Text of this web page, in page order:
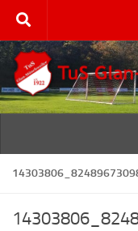
Zum Inhalt springen